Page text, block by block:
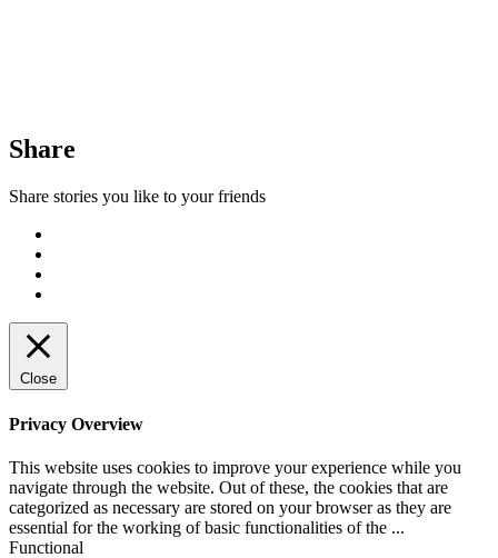
Share
Share stories you like to your friends
Close
Privacy Overview
This website uses cookies to improve your experience while you
navigate through the website. Out of these, the cookies that are
categorized as necessary are stored on your browser as they are
essential for the working of basic functionalities of the ...
Functional